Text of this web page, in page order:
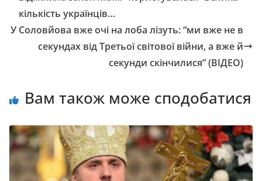
кількість українців…
У Соловйова вже очі на лоба лізуть: “ми вже не в
секундах від Третьої світової війни, а вже й
секунди скінчилися” (ВІДЕО)
Вам також може сподобатися